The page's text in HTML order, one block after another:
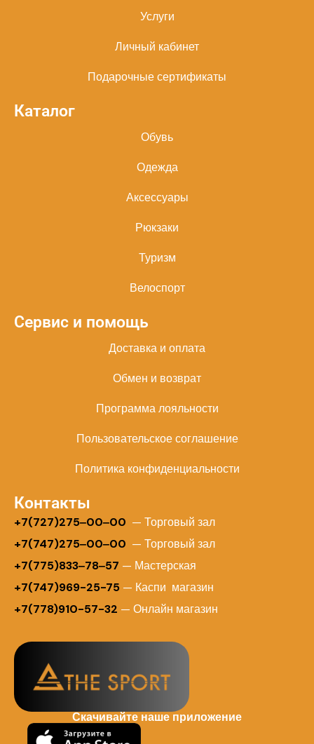
Услуги
Личный кабинет
Подарочные сертификаты
Каталог
Обувь
Одежда
Аксессуары
Рюкзаки
Туризм
Велоспорт
Сервис и помощь
Доставка и оплата
Обмен и возврат
Программа лояльности
Пользовательское соглашение
Политика конфиденциальности
Контакты
+7(727)275‒00‒00 — Торговый зал
+7(747)275‒00‒00 — Торговый зал
+7(775)833‒78‒57 — Мастерская
+7(747)969-25-75 — Каспи магазин
+7(778)910-57-32 — Онлайн магазин
Скачивайте наше приложение